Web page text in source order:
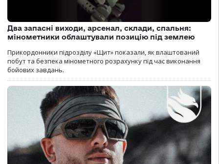
Два запасні виходи, арсенал, склади, спальня:
мінометники облаштували позицію під землею
Прикордонники підрозділу «Щит» показали, як влаштований
побут та безпека мінометного розрахунку під час виконання
бойових завдань.